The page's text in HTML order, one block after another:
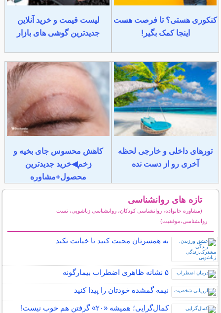
کنکوری هستی؟ تا فرصت هست
اینجا کمک بگیر!
لیست قیمت و خرید آنلاین
جدیدترین گوشی های بازار
تورهای داخلی و خارجی لحظه
آخری رو از دست نده
کاهش محسوس جای بخیه و
زخم◀خرید جدیدترین
محصول+مشاوره
تازه های روانشناسی
(مشاوره خانواده، روانشناسی کودکان، روانشناسی زناشویی، تست
روانشناسی،موفقیت)
به همسرتان محبت کنید تا خیانت نکند
۵ نشانه‌ ظاهری اضطراب بیمارگونه
نیمه‌ گمشده خودتان را پیدا کنید
کمال‌گرایی؛ همیشه «۲۰» گرفتن هم خوب نیست!